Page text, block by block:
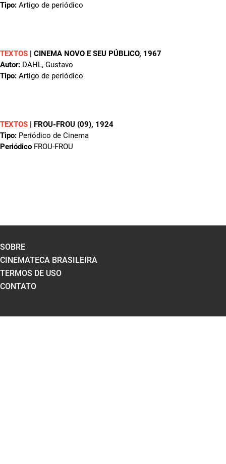
Tipo: Artigo de periódico
TEXTOS | CINEMA NOVO E SEU PÚBLICO, 1967
Autor: DAHL, Gustavo
Tipo: Artigo de periódico
TEXTOS | FROU-FROU (09), 1924
Tipo: Periódico de Cinema
Periódico FROU-FROU
SOBRE
CINEMATECA BRASILEIRA
TERMOS DE USO
CONTATO